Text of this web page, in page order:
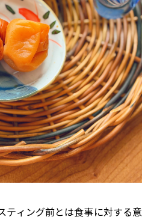
ティング前とは食事に対する意